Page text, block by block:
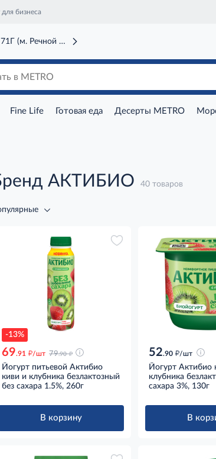
бизнеса
(м. Речной вокзал)
Fine Life Готовая еда Десерты METRO
АКТИБИО 40 товаров
-13%
69.91 д/шт 79.90 д
Йогурт питьевой Актибио
киви и клубника безлактозный
без сахара 1.5%, 260г
В корзину
52.90 д/шт
Йогурт Актибио
клубника
сахара 3%, 130г
В